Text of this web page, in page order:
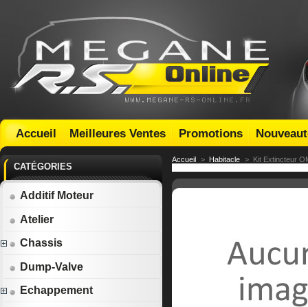
Accueil Meilleures Ventes Promotions
CATÉGORIES
Additif Moteur
Atelier
Chassis
Dump-Valve
Echappement
Accueil > Habitacle > Kit Extincteur